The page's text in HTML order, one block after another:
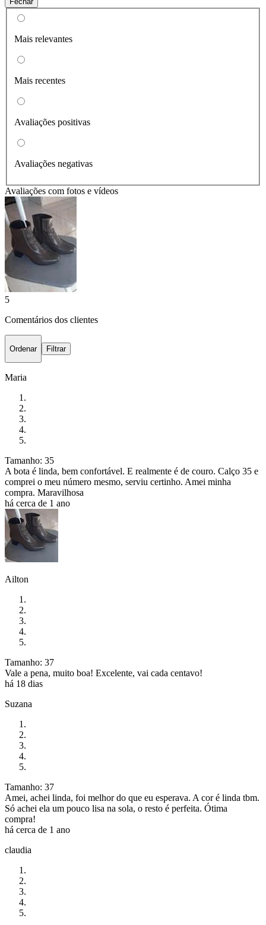
Mais relevantes
Mais recentes
Avaliações positivas
Avaliações negativas
Avaliações com fotos e vídeos
5
Comentários dos clientes
Ordenar Filtrar
Maria
Tamanho: 35
A bota é linda, bem confortável. E realmente é de couro. Calço 35 e
comprei o meu número mesmo, serviu certinho. Amei minha
compra. Maravilhosa
há cerca de 1 ano
Ailton
Tamanho: 37
Vale a pena, muito boa! Excelente, vai cada centavo!
há 18 dias
Suzana
Tamanho: 37
Amei, achei linda, foi melhor do que eu esperava. A cor é linda tbm.
Só achei ela um pouco lisa na sola, o resto é perfeita. Ótima
compra!
há cerca de 1 ano
claudia